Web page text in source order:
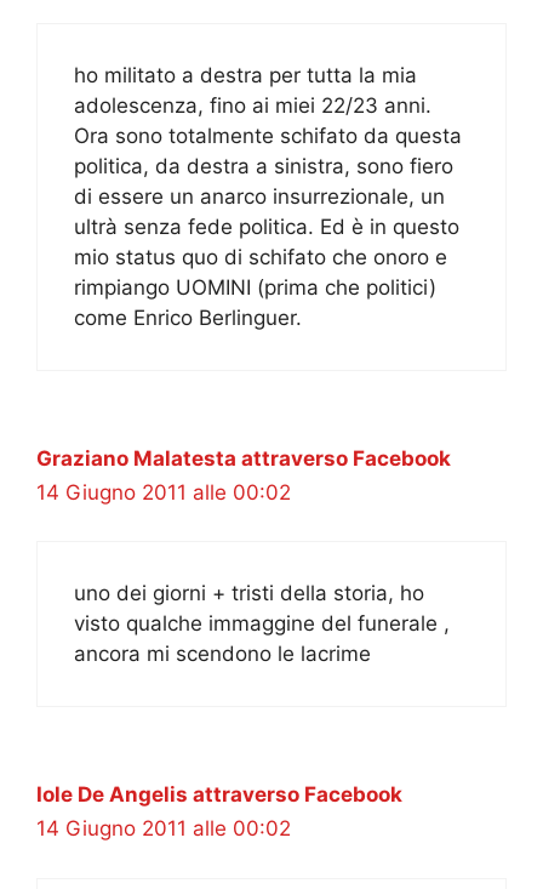
ho militato a destra per tutta la mia
adolescenza, fino ai miei 22/23 anni.
Ora sono totalmente schifato da questa
politica, da destra a sinistra, sono fiero
di essere un anarco insurrezionale, un
ultrà senza fede politica. Ed è in questo
mio status quo di schifato che onoro e
rimpiango UOMINI (prima che politici)
come Enrico Berlinguer.
Graziano Malatesta attraverso Facebook
14 Giugno 2011 alle 00:02
uno dei giorni + tristi della storia, ho
visto qualche immaggine del funerale ,
ancora mi scendono le lacrime
Iole De Angelis attraverso Facebook
14 Giugno 2011 alle 00:02